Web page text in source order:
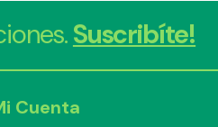
Suscribíte!
Cuenta